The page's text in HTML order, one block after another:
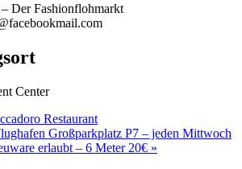
Der Fashionflohmarkt
Center
Restaurant
Großparkplatz P7 – jeden Mittwoch
erlaubt – 6 Meter 20€ »